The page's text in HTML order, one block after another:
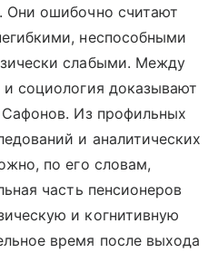
Они ошибочно считают
неспособными
слабыми. Между
социология доказывают
Из профильных
и аналитических
по его словам,
часть пенсионеров
и когнитивную
время после выхода